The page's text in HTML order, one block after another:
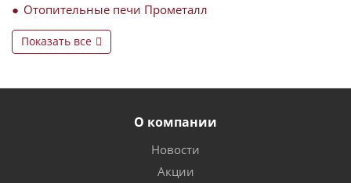
Отопительные печи Прометалл
Показать все
О компании
Новости
Акции